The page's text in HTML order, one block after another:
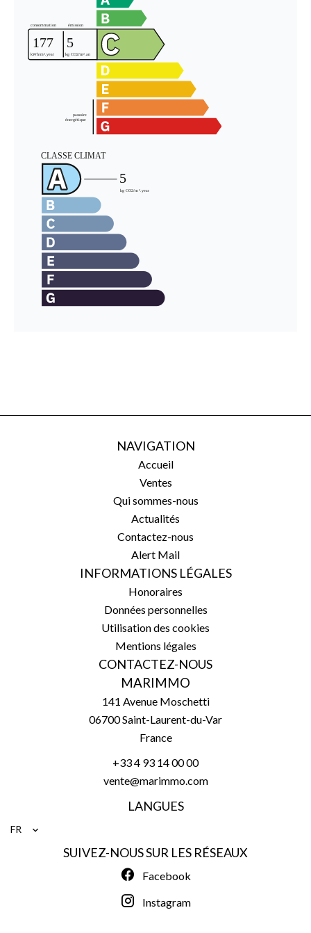
NAVIGATION
Accueil
Ventes
Qui sommes-nous
Actualités
Contactez-nous
Alert Mail
INFORMATIONS LÉGALES
Honoraires
Données personnelles
Utilisation des cookies
Mentions légales
CONTACTEZ-NOUS
MARIMMO
141 Avenue Moschetti
06700Saint-Laurent-du-Var
France
+33 4 93 14 00 00
vente@marimmo.com
LANGUES
FR
SUIVEZ-NOUS SUR LES RÉSEAUX
Facebook
Instagram